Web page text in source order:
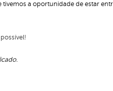
a oportunidade de estar